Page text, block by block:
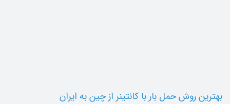
بهترین روش حمل بار با کانتینر از چین به ایران